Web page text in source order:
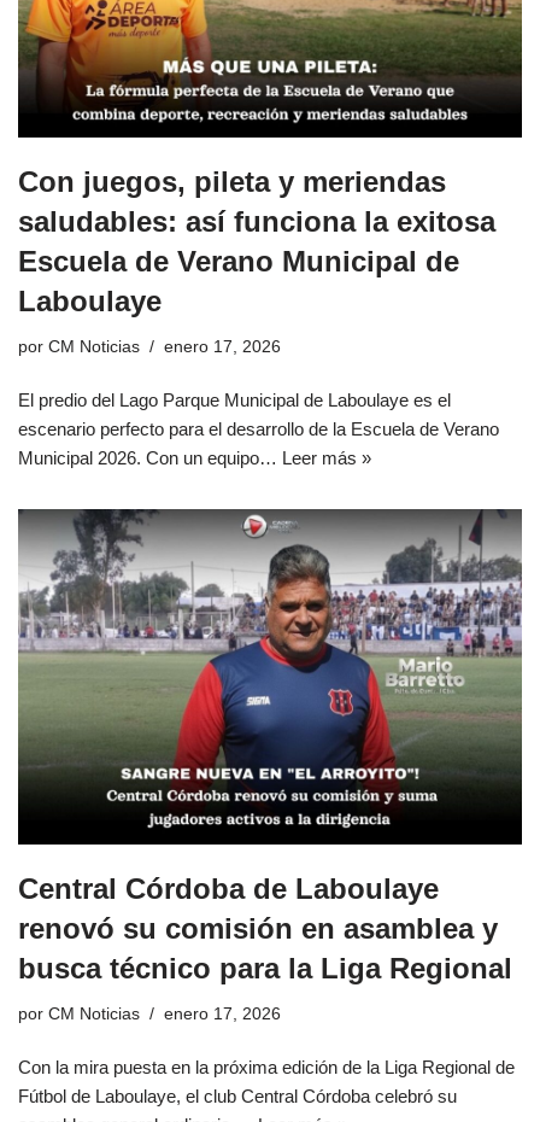
Con juegos, pileta y meriendas
saludables: así funciona la exitosa
Escuela de Verano Municipal de
Laboulaye
por CM Noticias enero 17, 2026
El predio del Lago Parque Municipal de Laboulaye es el
escenario perfecto para el desarrollo de la Escuela de Verano
Municipal 2026. Con un equipo… Leer más »
Central Córdoba de Laboulaye
renovó su comisión en asamblea y
busca técnico para la Liga Regional
por CM Noticias enero 17, 2026
Con la mira puesta en la próxima edición de la Liga Regional de
Fútbol de Laboulaye, el club Central Córdoba celebró su